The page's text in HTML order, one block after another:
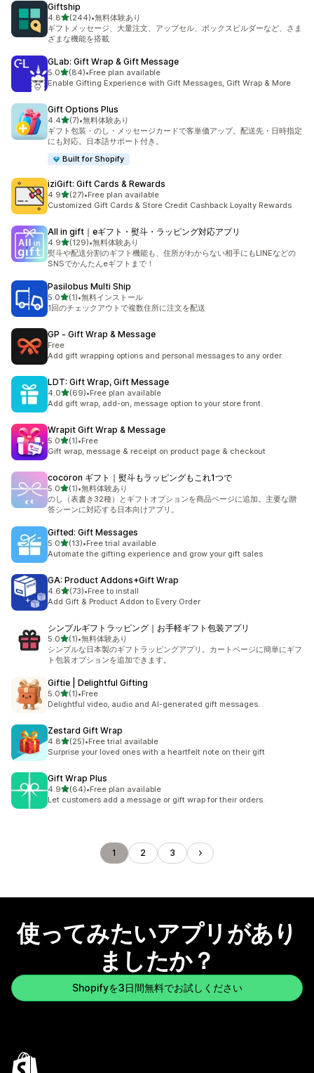
Giftship
4.85つ星中
(244)
合計レビュー数：244件
•無料体験あり
ギフトメッセージ、大量注文、アップセル、ボックスビルダーなど、さま
ざまな機能を搭載
GLab: Gift Wrap & Gift Message
5.05つ星中
(84)
合計レビュー数：84件
•Free plan available
Enable Gifting Experience with Gift Messages, Gift Wrap & More
Gift Options Plus
4.45つ星中
(7)
合計レビュー数：7件
•無料体験あり
ギフト包装・のし・メッセージカードで客単価アップ。配送先・日時指定
にも対応。日本語サポート付き。
Built for Shopify
iziGift: Gift Cards & Rewards
4.95つ星中
(27)
合計レビュー数：27件
•Free plan available
Customized Gift Cards & Store Credit Cashback Loyalty Rewards
All in gift｜eギフト・熨斗・ラッピング対応アプリ
4.95つ星中
(129)
合計レビュー数：129件
•無料体験あり
熨斗や配送分割のギフト機能も、住所がわからない相手にもLINEなどの
SNSでかんたんeギフトまで！
Pasilobus Multi Ship
5.05つ星中
(1)
合計レビュー数：1件
•無料インストール
1回のチェックアウトで複数住所に注文を配送
GP ‑ Gift Wrap & Message
Free
Add gift wrapping options and personal messages to any order.
LDT: Gift Wrap, Gift Message
4.05つ星中
(69)
合計レビュー数：69件
•Free plan available
Add gift wrap, add-on, message option to your store front.
Wrapit Gift Wrap & Message
5.05つ星中
(1)
合計レビュー数：1件
•Free
Gift wrap, message & receipt on product page & checkout
cocoron ギフト｜熨斗もラッピングもこれ1つで
5.05つ星中
(1)
合計レビュー数：1件
•無料体験あり
のし（表書き32種）とギフトオプションを商品ページに追加。主要な贈
答シーンに対応する日本向けアプリ。
Gifted: Gift Messages
5.05つ星中
(13)
合計レビュー数：13件
•Free trial available
Automate the gifting experience and grow your gift sales
GA: Product Addons+Gift Wrap
4.65つ星中
(73)
合計レビュー数：73件
•Free to install
Add Gift & Product Addon to Every Order
シンプルギフトラッピング｜お手軽ギフト包装アプリ
5.05つ星中
(1)
合計レビュー数：1件
•無料体験あり
シンプルな日本製のギフトラッピングアプリ。カートページに簡単にギフ
ト包装オプションを追加できます。
Giftie | Delightful Gifting
5.05つ星中
(1)
合計レビュー数：1件
•Free
Delightful video, audio and AI-generated gift messages.
Zestard Gift Wrap
4.85つ星中
(25)
合計レビュー数：25件
•Free trial available
Surprise your loved ones with a heartfelt note on their gift
Gift Wrap Plus
4.95つ星中
(64)
合計レビュー数：64件
•Free plan available
Let customers add a message or gift wrap for their orders.
1 2 3
使ってみたいアプリがあり
ましたか？
Shopifyを3日間無料でお試しください